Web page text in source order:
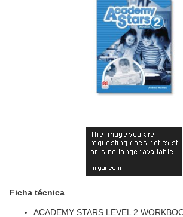
Ficha técnica
ACADEMY STARS LEVEL 2